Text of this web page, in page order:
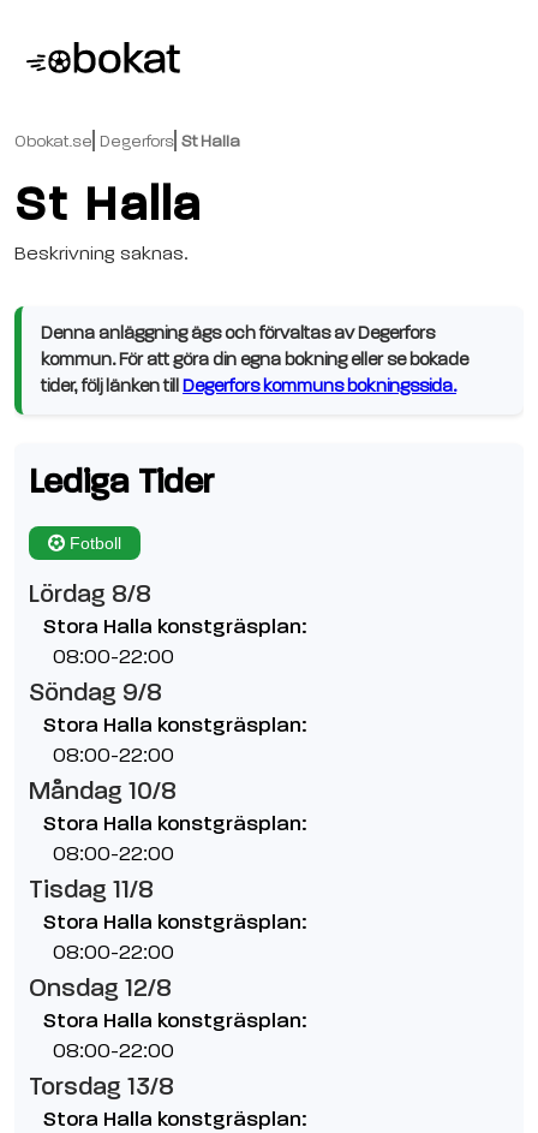
Obokat.se Degerfors St Halla
St Halla
Beskrivning saknas.
Denna anläggning ägs och förvaltas av Degerfors
kommun. För att göra din egna bokning eller se bokade
tider, följ länken till Degerfors kommuns bokningssida.
Lediga Tider
Fotboll
Lördag 8/8
Stora Halla konstgräsplan:
08:00-22:00
Söndag 9/8
Stora Halla konstgräsplan:
08:00-22:00
Måndag 10/8
Stora Halla konstgräsplan:
08:00-22:00
Tisdag 11/8
Stora Halla konstgräsplan:
08:00-22:00
Onsdag 12/8
Stora Halla konstgräsplan:
08:00-22:00
Torsdag 13/8
Stora Halla konstgräsplan: